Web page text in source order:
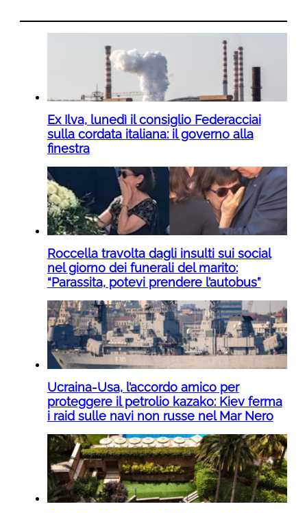
Ex Ilva, lunedì il consiglio Federacciai
sulla cordata italiana: il governo alla
finestra
Roccella travolta dagli insulti sui social
nel giorno dei funerali del marito:
“Parassita, potevi prendere l’autobus”
Ucraina-Usa, l’accordo amico per
proteggere il petrolio kazako: Kiev ferma
i raid sulle navi non russe nel Mar Nero